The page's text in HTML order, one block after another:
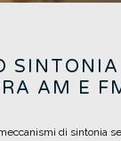
SINTONIA
AM E
di sintonia